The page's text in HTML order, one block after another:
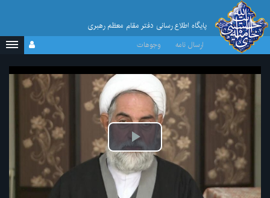
پایگاه اطلاع رسانی دفتر مقام معظم رهبری
ارسال نامه
وجوهات
پخش
ویدیو